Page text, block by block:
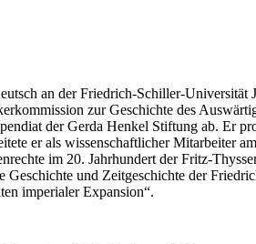
an der Friedrich-Schiller-
zur Geschichte des
der Gerda Henkel Stiftung ab.
er als wissenschaftlicher Mitarbeiter
im 20. Jahrhundert der Fritz-
und Zeitgeschichte der
imperialer Expansion“.